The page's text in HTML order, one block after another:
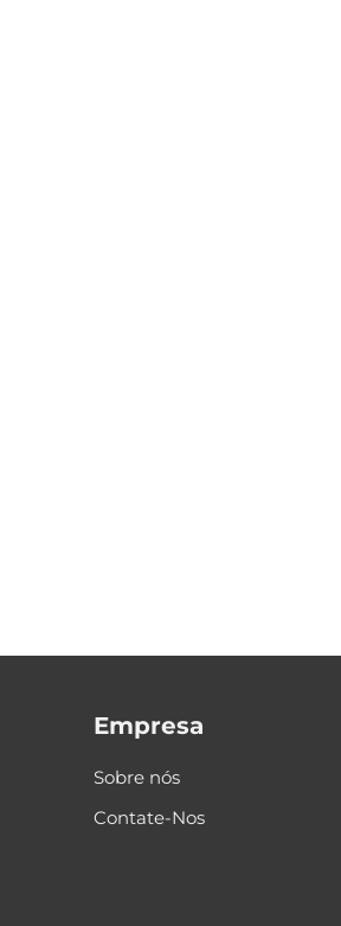
Empresa
Sobre nós
Contate-Nos